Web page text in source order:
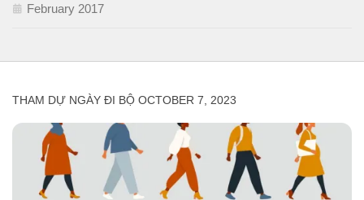
February 2017
THAM DỰ NGÀY ĐI BỘ OCTOBER 7, 2023